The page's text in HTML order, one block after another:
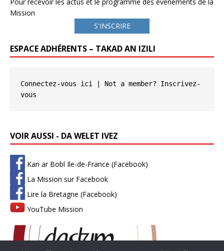
Mission
S'INSCRIRE
ESPACE ADHÉRENTS – TAKAD AN IZILI
Connectez-vous ici | Not a member? Inscrivez-
vous
VOIR AUSSI - DA WELET IVEZ
Kan ar Bobl Ile-de-France (Facebook)
La Mission sur Facebook
Lire la Bretagne (Facebook)
YouTube Mission